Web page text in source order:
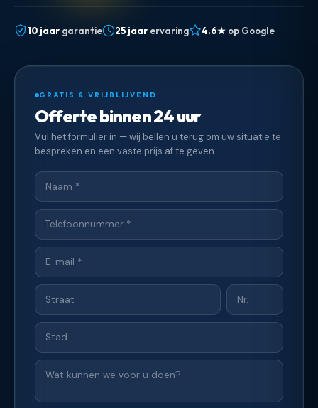
10 jaar garantie 25 jaar ervaring 4.6★ op Google
GRATIS & VRIJBLIJVEND
Offerte binnen 24 uur
Vul het formulier in — wij bellen u terug om uw situatie te
bespreken en een vaste prijs af te geven.